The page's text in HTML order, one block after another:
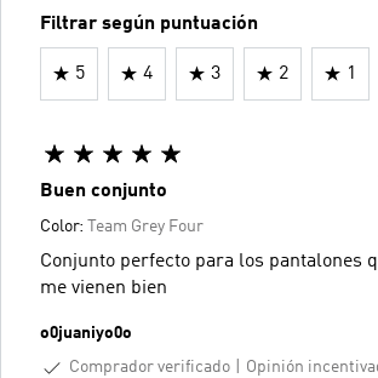
Filtrar según puntuación
5 4 3 2 1
Buen conjunto
Color: Team Grey Four
Conjunto perfecto para los pantalones
me vienen bien
o0juaniyo0o
Comprador verificado
Opinión